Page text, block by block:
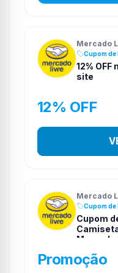
Mercado
Cupom de
12%
site
12% OFF
Mercado
Cupom de
Cupom
Mercado
Promoção